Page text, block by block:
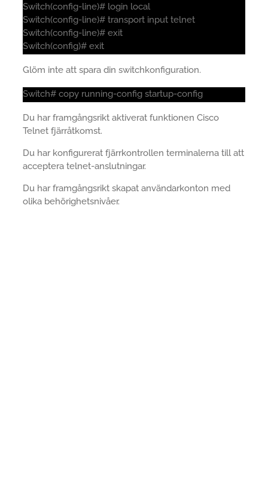
Switch(config-line)# login local
Switch(config-line)# transport input telnet
Switch(config-line)# exit
Switch(config)# exit
Glöm inte att spara din switchkonfiguration.
Switch# copy running-config startup-config
Du har framgångsrikt aktiverat funktionen Cisco
Telnet fjärråtkomst.
Du har konfigurerat fjärrkontrollen terminalerna till att
acceptera telnet-anslutningar.
Du har framgångsrikt skapat användarkonton med
olika behörighetsnivåer.